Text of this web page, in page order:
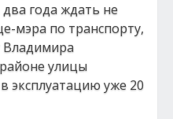
года ждать не
мэра по транспорту,
Владимира
улицы
эксплуатацию уже 20